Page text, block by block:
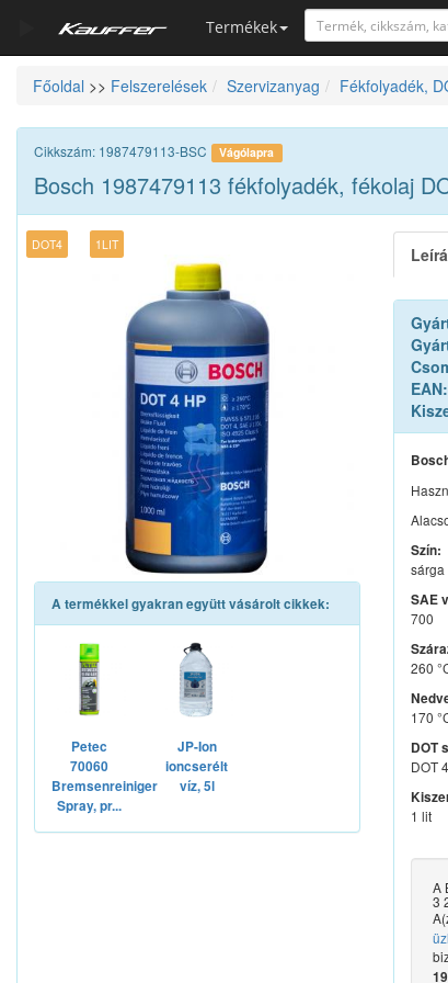
Termékek
Szerszámkatalógus
Kosár
Alkatrészek
Főoldal >> Felszerelések Szervizanyag Fékfolyadék,
Cikkszám: 1987479113-BSC Vágólapra
Bosch 1987479113 fékfolyadék, fékolaj
DOT4 1LIT
A termékkel gyakran együtt vásárolt cikkek:
Petec
70060
Bremsenreiniger
Spray, pr...
JP-Ion
ioncserélt
víz, 5l
EAN:
Szín:
sárga
SAE
700
260
170
DOT
DOT 4
1 lit
A
3